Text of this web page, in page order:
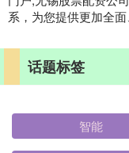
系，为您提供更加全
话题标签
智能